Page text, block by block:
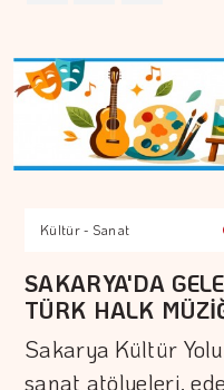
Kültür - Sanat
SAKARYA'DA
TÜRK HALK
Sakarya Kültür
sanat atölyeleri,